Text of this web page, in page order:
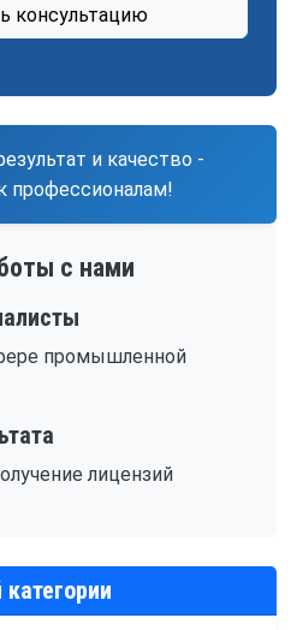
консультацию
и качество -
профессионалам!
с нами
промышленной
лицензий